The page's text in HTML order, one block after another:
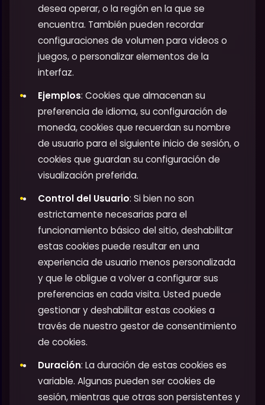
desea operar, o la región en la que se
encuentra. También pueden recordar
configuraciones de volumen para videos o
juegos, o personalizar elementos de la
interfaz.
Ejemplos: Cookies que almacenan su
preferencia de idioma, su configuración de
moneda, cookies que recuerdan su nombre
de usuario para el siguiente inicio de sesión, o
cookies que guardan su configuración de
visualización preferida.
Control del Usuario: Si bien no son
estrictamente necesarias para el
funcionamiento básico del sitio, deshabilitar
estas cookies puede resultar en una
experiencia de usuario menos personalizada
y que le obligue a volver a configurar sus
preferencias en cada visita. Usted puede
gestionar y deshabilitar estas cookies a
través de nuestro gestor de consentimiento
de cookies.
Duración: La duración de estas cookies es
variable. Algunas pueden ser cookies de
sesión, mientras que otras son persistentes y